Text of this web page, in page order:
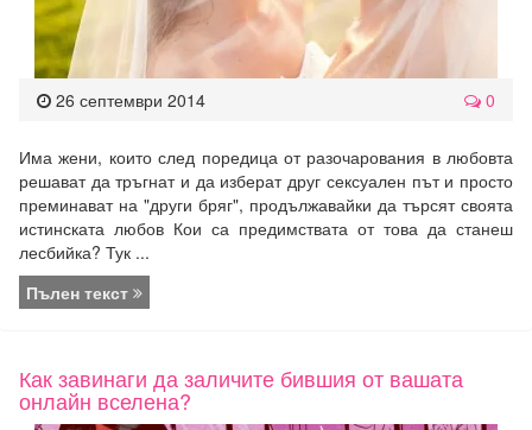
26 септември 2014 0
Има жени, които след поредица от разочарования в любовта
решават да тръгнат и да изберат друг сексуален път и просто
преминават на "други бряг", продължавайки да търсят своята
истинската любов Кои са предимствата от това да станеш
лесбийка? Тук ...
Пълен текст
Как завинаги да заличите бившия от вашата
онлайн вселена?